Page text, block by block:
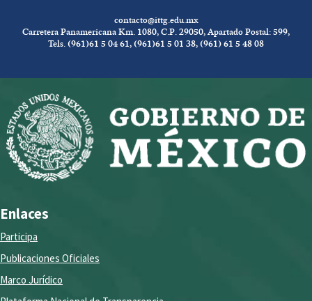
contacto@ittg.edu.mx
Carretera Panamericana Km. 1080, C.P. 29050, Apartado Postal: 599,
Tels. (961)61 5 04 61, (961)61 5 01 38, (961) 61 5 48 08
Enlaces
Participa
Publicaciones Oficiales
Marco Jurídico